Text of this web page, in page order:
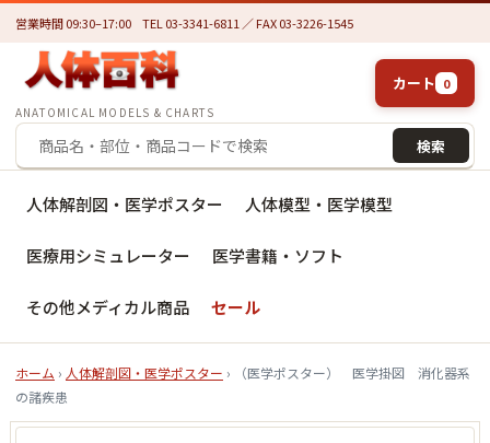
営業時間 09:30–17:00 TEL 03-3341-6811 ／ FAX 03-3226-1545
ANATOMICAL MODELS & CHARTS
検索
カート 0
人体解剖図・医学ポスター 人体模型・医学模型
医療用シミュレーター 医学書籍・ソフト
その他メディカル商品 セール
ホーム › 人体解剖図・医学ポスター › （医学ポスター） 医学掛図 消化器系
の諸疾患